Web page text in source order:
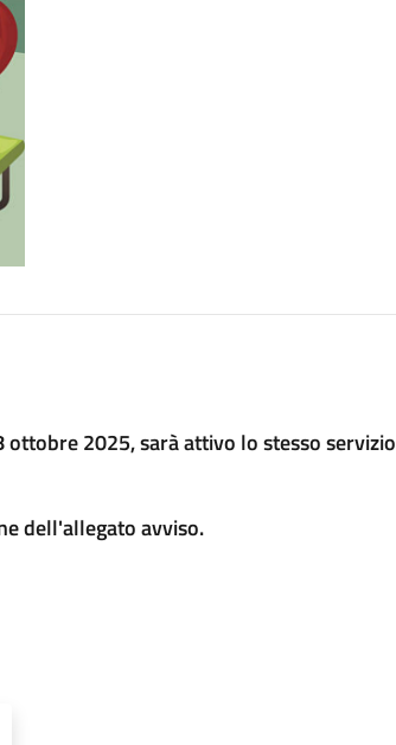
2025, sarà attivo lo stesso servizio
dell'allegato avviso.